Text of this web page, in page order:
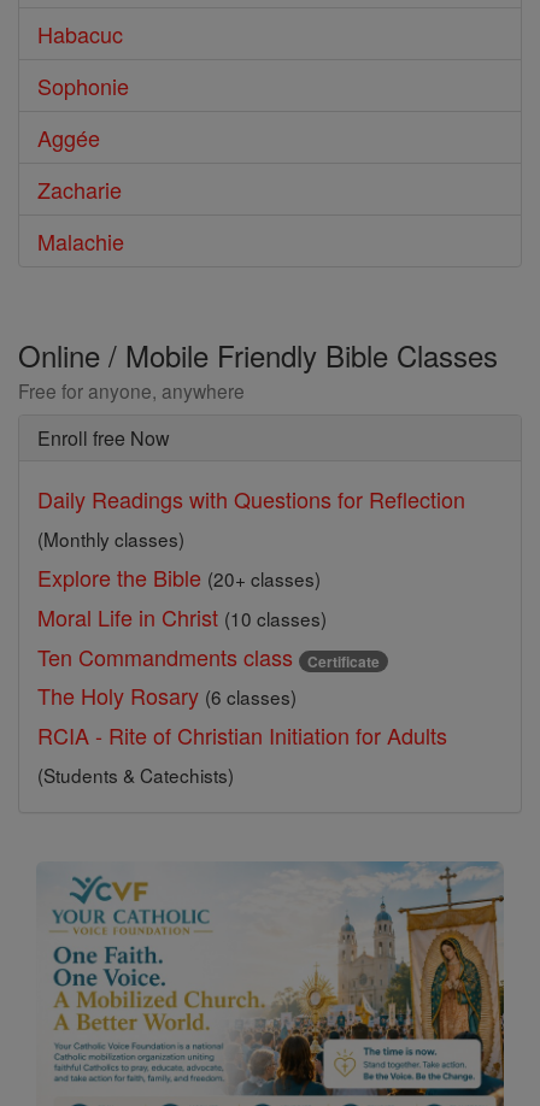
Habacuc
Sophonie
Aggée
Zacharie
Malachie
Online / Mobile Friendly Bible Classes
Free for anyone, anywhere
Enroll free Now
Daily Readings with Questions for Reflection
(Monthly classes)
Explore the Bible (20+ classes)
Moral Life in Christ (10 classes)
Ten Commandments class Certificate
The Holy Rosary (6 classes)
RCIA - Rite of Christian Initiation for Adults
(Students & Catechists)